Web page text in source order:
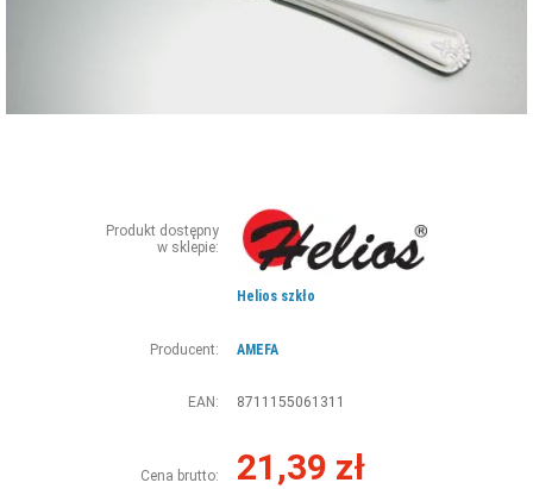
Produkt dostępny
w sklepie:
Helios szkło
Producent: AMEFA
EAN: 8711155061311
Cena brutto: 21,39 zł